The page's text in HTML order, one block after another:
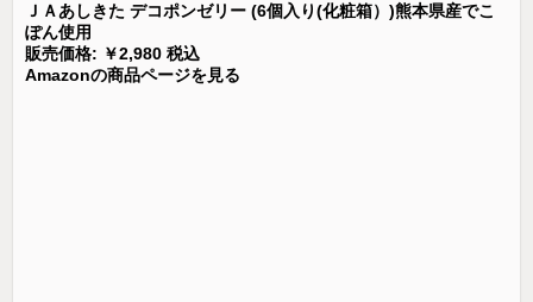
ＪＡあしきた デコポンゼリー (6個入り(化粧箱）)熊本県産でこ
ぽん使用
販売価格: ￥2,980 税込
Amazonの商品ページを見る